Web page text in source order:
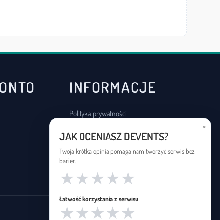
INFORMACJE
Polityka prywatności
Deklaracja dostępności
×
JAK OCENIASZ DEVENTS?
Twoja krótka opinia pomaga nam tworzyć serwis bez
barier.
★
★
★
★
★
Łatwość korzystania z serwisu
★
★
★
★
★